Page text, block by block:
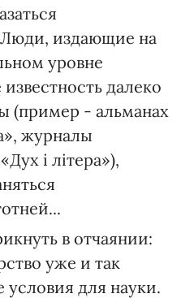
издающие на
уровне
далеко
(пример - альманах
журналы
і літера»),
в отчаянии:
уже и так
для науки.